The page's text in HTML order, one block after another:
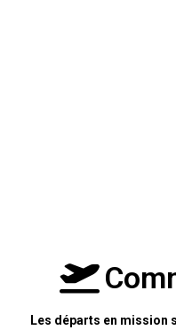
Les départs en mission